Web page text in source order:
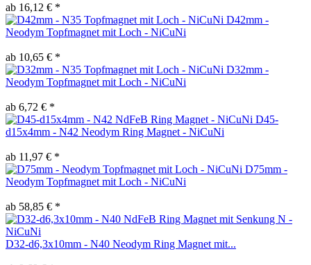
ab 16,12 € *
D42mm -
Neodym Topfmagnet mit Loch - NiCuNi
ab 10,65 € *
D32mm -
Neodym Topfmagnet mit Loch - NiCuNi
ab 6,72 € *
D45-
d15x4mm - N42 Neodym Ring Magnet - NiCuNi
ab 11,97 € *
D75mm -
Neodym Topfmagnet mit Loch - NiCuNi
ab 58,85 € *
D32-d6,3x10mm - N40 Neodym Ring Magnet mit...